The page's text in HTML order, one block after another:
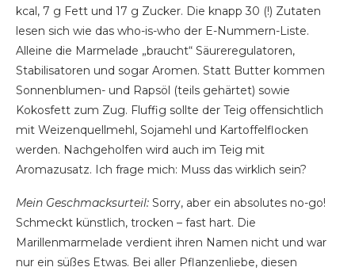
kcal, 7 g Fett und 17 g Zucker. Die knapp 30 (!) Zutaten
lesen sich wie das who-is-who der E-Nummern-Liste.
Alleine die Marmelade „braucht“ Säureregulatoren,
Stabilisatoren und sogar Aromen. Statt Butter kommen
Sonnenblumen- und Rapsöl (teils gehärtet) sowie
Kokosfett zum Zug. Fluffig sollte der Teig offensichtlich
mit Weizenquellmehl, Sojamehl und Kartoffelflocken
werden. Nachgeholfen wird auch im Teig mit
Aromazusatz. Ich frage mich: Muss das wirklich sein?
Mein Geschmacksurteil: Sorry, aber ein absolutes no-go!
Schmeckt künstlich, trocken – fast hart. Die
Marillenmarmelade verdient ihren Namen nicht und war
nur ein süßes Etwas. Bei aller Pflanzenliebe, diesen